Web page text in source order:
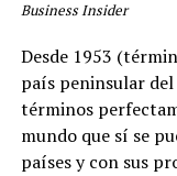
Business Insider
Desde 1953
país peninsular
términos
mundo que sí se
países y con sus